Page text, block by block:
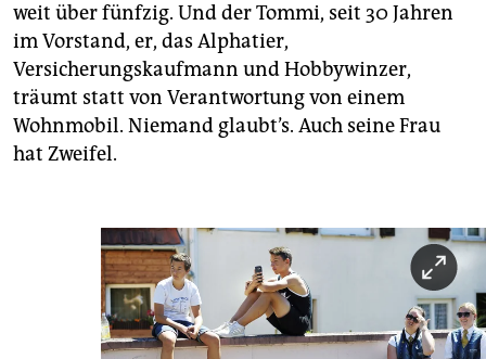
weit über fünfzig. Und der Tommi, seit 30 Jahren
im Vorstand, er, das Alphatier,
Versicherungskaufmann und Hobbywinzer,
träumt statt von Verantwortung von einem
Wohnmobil. Niemand glaubt’s. Auch seine Frau
hat Zweifel.